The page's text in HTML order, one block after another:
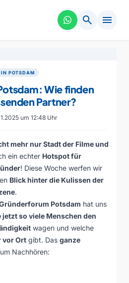
search menu
IN POTSDAM
Wie finden
Partner?
um 12:48 Uhr
mehr nur Stadt der Filme und
ein echter Hotspot für
! Diese Woche werfen wir
Blick hinter die Kulissen der
.
Potsdam hat uns
so viele Menschen den
wagen und welche
vor Ort gibt. Das ganze
Nachhören: